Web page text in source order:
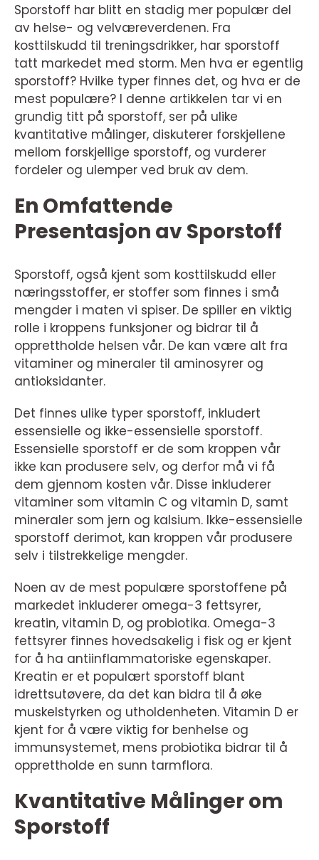
Sporstoff har blitt en stadig mer populær del
av helse- og velværeverdenen. Fra
kosttilskudd til treningsdrikker, har sporstoff
tatt markedet med storm. Men hva er egentlig
sporstoff? Hvilke typer finnes det, og hva er de
mest populære? I denne artikkelen tar vi en
grundig titt på sporstoff, ser på ulike
kvantitative målinger, diskuterer forskjellene
mellom forskjellige sporstoff, og vurderer
fordeler og ulemper ved bruk av dem.
En Omfattende
Presentasjon av Sporstoff
Sporstoff, også kjent som kosttilskudd eller
næringsstoffer, er stoffer som finnes i små
mengder i maten vi spiser. De spiller en viktig
rolle i kroppens funksjoner og bidrar til å
opprettholde helsen vår. De kan være alt fra
vitaminer og mineraler til aminosyrer og
antioksidanter.
Det finnes ulike typer sporstoff, inkludert
essensielle og ikke-essensielle sporstoff.
Essensielle sporstoff er de som kroppen vår
ikke kan produsere selv, og derfor må vi få
dem gjennom kosten vår. Disse inkluderer
vitaminer som vitamin C og vitamin D, samt
mineraler som jern og kalsium. Ikke-essensielle
sporstoff derimot, kan kroppen vår produsere
selv i tilstrekkelige mengder.
Noen av de mest populære sporstoffene på
markedet inkluderer omega-3 fettsyrer,
kreatin, vitamin D, og probiotika. Omega-3
fettsyrer finnes hovedsakelig i fisk og er kjent
for å ha antiinflammatoriske egenskaper.
Kreatin er et populært sporstoff blant
idrettsutøvere, da det kan bidra til å øke
muskelstyrken og utholdenheten. Vitamin D er
kjent for å være viktig for benhelse og
immunsystemet, mens probiotika bidrar til å
opprettholde en sunn tarmflora.
Kvantitative Målinger om
Sporstoff